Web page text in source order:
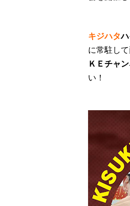
キジハタ
に常駐し
ＫＥチャ
い！